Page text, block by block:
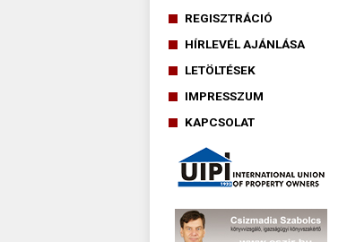
REGISZTRÁCIÓ
HÍRLEVÉL AJÁNLÁSA
LETÖLTÉSEK
IMPRESSZUM
KAPCSOLAT